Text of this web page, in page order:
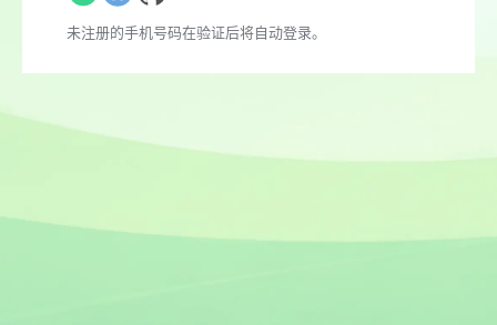
未注册的手机号码在验证后将自动登录。